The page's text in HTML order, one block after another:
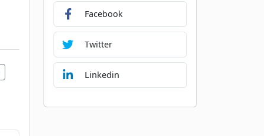
Facebook
Twitter
Linkedin